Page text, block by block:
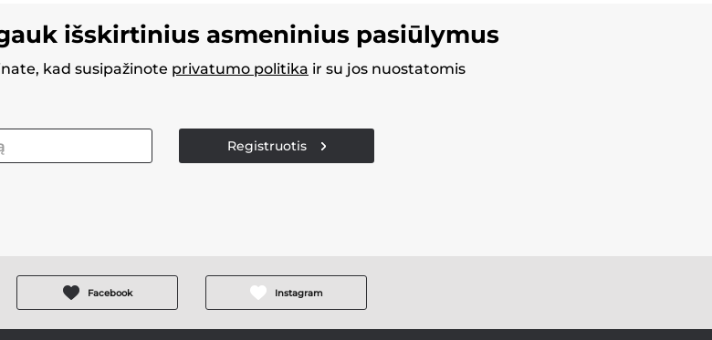
išskirtinius asmeninius pasiūlymus
kad susipažinote privatumo politika ir su jos nuostatomis
Registruotis
Facebook Instagram